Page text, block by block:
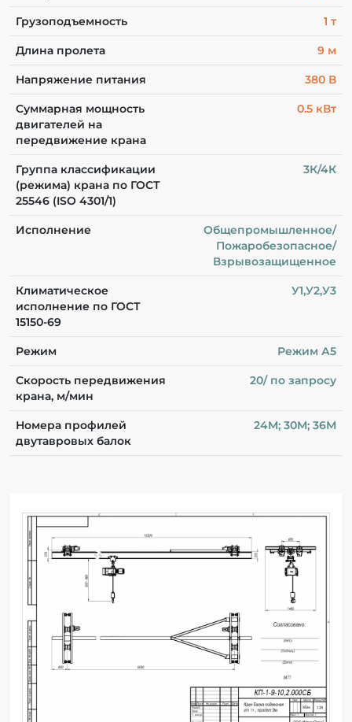
Грузоподъемность 1 т
Длина пролета 9 м
Напряжение питания 380 В
Суммарная мощность
двигателей на
передвижение крана
0.5 кВт
Группа классификации
(режима) крана по ГОСТ
25546 (ISO 4301/1)
3К/4К
Исполнение
Общепромышленное/
Пожаробезопасное/
Взрывозащищенное
Климатическое
исполнение по ГОСТ
15150-69
У1,У2,У3
Режим Режим А5
Скорость передвижения
крана, м/мин
20/ по запросу
Номера профилей
двутавровых балок
24М; 30М; 36М